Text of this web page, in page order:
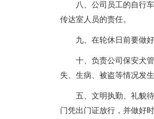
八、公司员工的自行
传达室人员的责任。
九、在轮休日前要做
十、负责公司保安犬
失、生病、被盗等情况发
五、文明执勤、礼貌
门凭出门证放行，并做好